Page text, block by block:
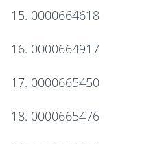
15. 0000664618
16. 0000664917
17. 0000665450
18. 0000665476